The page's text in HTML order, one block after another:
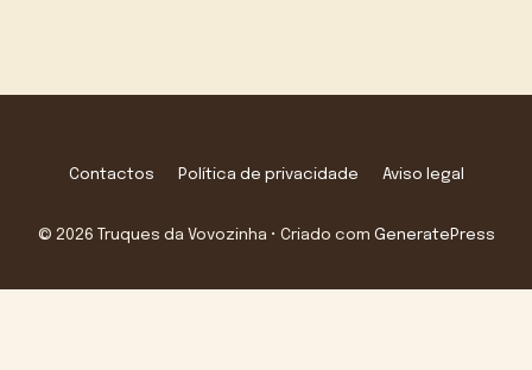
Contactos Política de privacidade Aviso legal
© 2026 Truques da Vovozinha • Criado com GeneratePress